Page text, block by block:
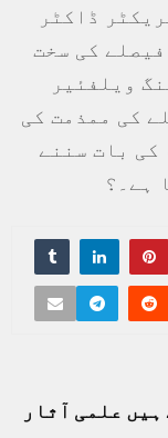
ڈاکٹر
کی سخت
ویلفئیر
کی ممذمت کی
کی بات سننے
ہے۔؟
علمی آثار